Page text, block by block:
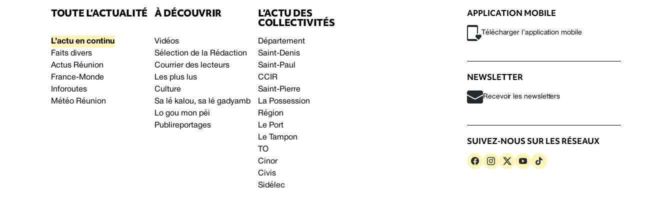
TOUTE L’ACTUALITÉ
L’actu en continu
Faits divers
Actus Réunion
France-Monde
Inforoutes
Météo Réunion
À DÉCOUVRIR
Vidéos
Sélection de la Rédaction
Courrier des lecteurs
Les plus lus
Culture
Sa lé kalou, sa lé gadyamb
Lo gou mon péi
Publireportages
L’ACTU DES
COLLECTIVITÉS
Département
Saint-Denis
Saint-Paul
CCIR
Saint-Pierre
La Possession
Région
Le Port
Le Tampon
TO
Cinor
Civis
Sidélec
APPLICATION MOBILE
Télécharger l’application mobile
NEWSLETTER
Recevoir les newsletters
SUIVEZ-NOUS SUR LES RÉSEAUX